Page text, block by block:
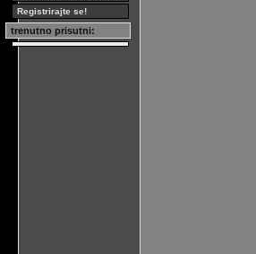
Registrirajte se!
trenutno prisutni: